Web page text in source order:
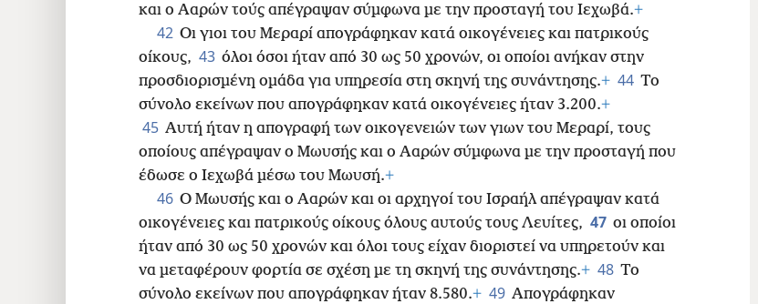
και ο Ααρών τούς απέγραψαν σύμφωνα με την προσταγή του Ιεχωβά.+
42 Οι γιοι του Μεραρί απογράφηκαν κατά οικογένειες και πατρικούς
οίκους, 43 όλοι όσοι ήταν από 30 ως 50 χρονών, οι οποίοι ανήκαν στην
προσδιορισμένη ομάδα για υπηρεσία στη σκηνή της συνάντησης.+ 44 Το
σύνολο εκείνων που απογράφηκαν κατά οικογένειες ήταν 3.200.+
45 Αυτή ήταν η απογραφή των οικογενειών των γιων του Μεραρί, τους
οποίους απέγραψαν ο Μωυσής και ο Ααρών σύμφωνα με την προσταγή που
έδωσε ο Ιεχωβά μέσω του Μωυσή.+
46 Ο Μωυσής και ο Ααρών και οι αρχηγοί του Ισραήλ απέγραψαν κατά
οικογένειες και πατρικούς οίκους όλους αυτούς τους Λευίτες, 47 οι οποίοι
ήταν από 30 ως 50 χρονών και όλοι τους είχαν διοριστεί να υπηρετούν και
να μεταφέρουν φορτία σε σχέση με τη σκηνή της συνάντησης.+ 48 Το
σύνολο εκείνων που απογράφηκαν ήταν 8.580.+ 49 Απογράφηκαν